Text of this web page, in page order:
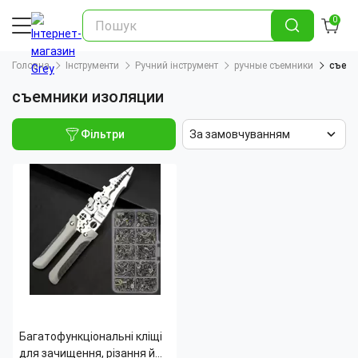
0
Головна Інструменти Ручний інструмент ручные съемники
съемники изоляции
Фільтри За замовчуванням
Багатофункціональні кліщі
для зачищення, різання й